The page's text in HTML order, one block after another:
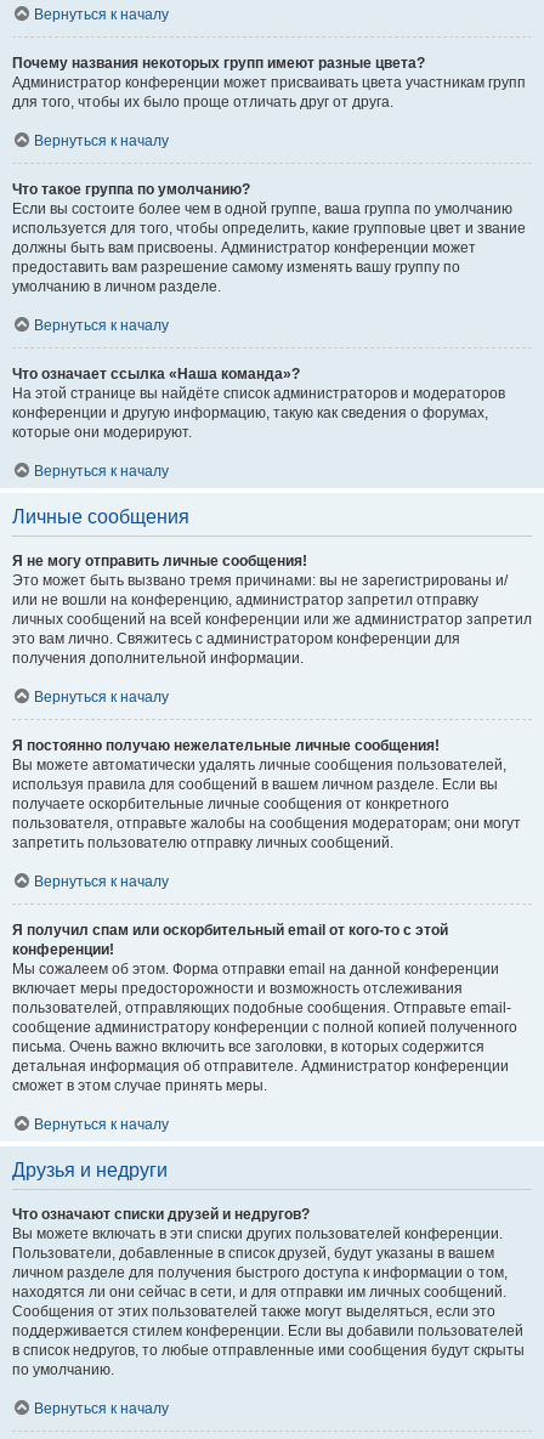
Вернуться к началу
Почему названия некоторых групп имеют разные цвета?
Администратор конференции может присваивать цвета участникам групп
для того, чтобы их было проще отличать друг от друга.
Вернуться к началу
Что такое группа по умолчанию?
Если вы состоите более чем в одной группе, ваша группа по умолчанию
используется для того, чтобы определить, какие групповые цвет и звание
должны быть вам присвоены. Администратор конференции может
предоставить вам разрешение самому изменять вашу группу по
умолчанию в личном разделе.
Вернуться к началу
Что означает ссылка «Наша команда»?
На этой странице вы найдёте список администраторов и модераторов
конференции и другую информацию, такую как сведения о форумах,
которые они модерируют.
Вернуться к началу
Личные сообщения
Я не могу отправить личные сообщения!
Это может быть вызвано тремя причинами: вы не зарегистрированы и/
или не вошли на конференцию, администратор запретил отправку
личных сообщений на всей конференции или же администратор запретил
это вам лично. Свяжитесь с администратором конференции для
получения дополнительной информации.
Вернуться к началу
Я постоянно получаю нежелательные личные сообщения!
Вы можете автоматически удалять личные сообщения пользователей,
используя правила для сообщений в вашем личном разделе. Если вы
получаете оскорбительные личные сообщения от конкретного
пользователя, отправьте жалобы на сообщения модераторам; они могут
запретить пользователю отправку личных сообщений.
Вернуться к началу
Я получил спам или оскорбительный email от кого-то с этой
конференции!
Мы сожалеем об этом. Форма отправки email на данной конференции
включает меры предосторожности и возможность отслеживания
пользователей, отправляющих подобные сообщения. Отправьте email-
сообщение администратору конференции с полной копией полученного
письма. Очень важно включить все заголовки, в которых содержится
детальная информация об отправителе. Администратор конференции
сможет в этом случае принять меры.
Вернуться к началу
Друзья и недруги
Что означают списки друзей и недругов?
Вы можете включать в эти списки других пользователей конференции.
Пользователи, добавленные в список друзей, будут указаны в вашем
личном разделе для получения быстрого доступа к информации о том,
находятся ли они сейчас в сети, и для отправки им личных сообщений.
Сообщения от этих пользователей также могут выделяться, если это
поддерживается стилем конференции. Если вы добавили пользователей
в список недругов, то любые отправленные ими сообщения будут скрыты
по умолчанию.
Вернуться к началу